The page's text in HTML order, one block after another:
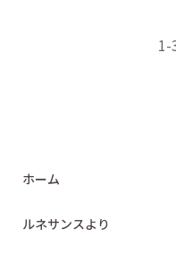
1-
ホーム
ルネサンスより